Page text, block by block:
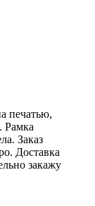
печатью,
Рамка
Заказ
Доставка
закажу